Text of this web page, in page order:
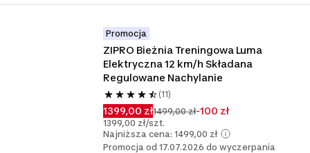
Promocja
ZIPRO Bieżnia Treningowa Luma
Elektryczna 12 km/h Składana
Regulowane Nachylanie
(11)
1399,00 zł1499,00 zł-100 zł
1399,00 zł/szt.
Najniższa cena: 1499,00 zł
Promocja od 17.07.2026 do wyczerpania